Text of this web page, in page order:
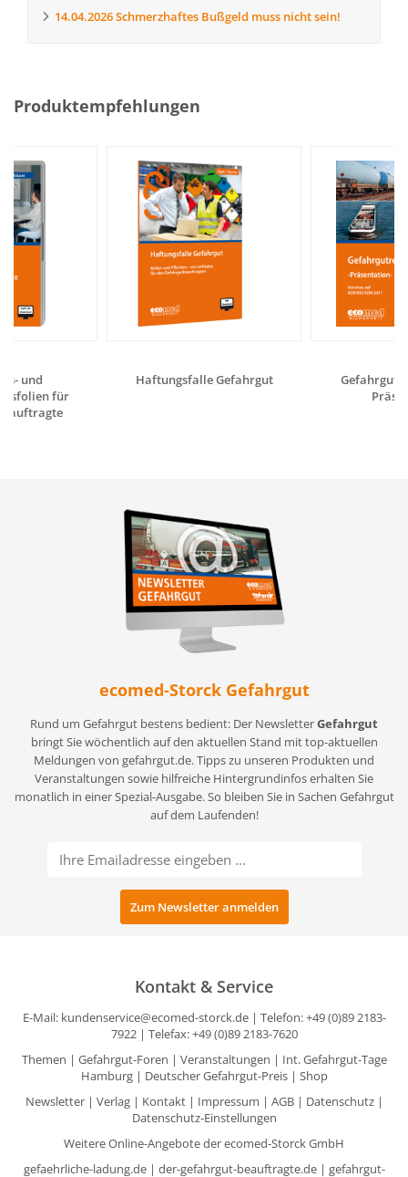
14.04.2026Schmerzhaftes Bußgeld muss nicht sein!
Produktempfehlungen
und
für
Haftungsfalle Gefahrgut
ecomed-Storck Gefahrgut
Rund um Gefahrgut bestens bedient: Der NewsletterGefahrgut
bringt Sie wöchentlich auf den aktuellen Stand mit top-aktuellen
Meldungen von gefahrgut.de. Tipps zu unseren Produkten und
Veranstaltungen sowie hilfreiche Hintergrundinfos erhalten Sie
monatlich in einer Spezial-Ausgabe. So bleiben Sie in Sachen Gefahrgut
auf dem Laufenden!
Kontakt & Service
E-Mail: kundenservice@ecomed-storck.de| Telefon: +49 (0)89 2183-
7922 | Telefax: +49 (0)89 2183-7620
Themen | Gefahrgut-Foren | Veranstaltungen | Int. Gefahrgut-Tage
Hamburg| Deutscher Gefahrgut-Preis| Shop
Newsletter| Verlag| Kontakt| Impressum | AGB| Datenschutz|
Datenschutz-Einstellungen
Weitere Online-Angebote der ecomed-Storck GmbH
gefaehrliche-ladung.de| der-gefahrgut-beauftragte.de| gefahrgut-